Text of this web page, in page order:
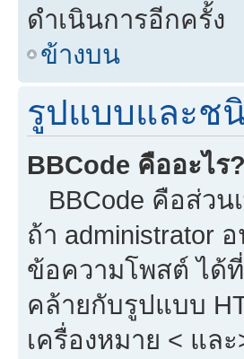
ดำเนินการอีกครั้ง
ข้างบน
รูปแบบและช
BBCode คืออะไร?
BBCode คือส่วน
ถ้า administrator
ข้อความโพสต์ ได้
คล้ายกับรูปแบบ
เครื่องหมาย < แล